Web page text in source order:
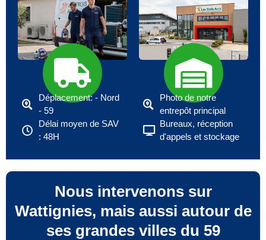
Déplacement: - Nord
- 59
Délai moyen de SAV
: 48H
Photo de notre
entrepôt principal
Bureaux, réception
d'appels et stockage
Nous intervenons sur
Wattignies, mais aussi autour de
ses grandes villes du 59